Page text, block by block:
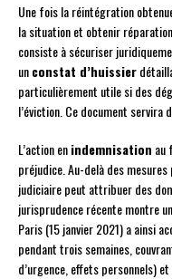
Une fois la réintégration
la situation et obtenir
consiste à sécuriser
unconstat d’huissier
particulièrement utile si des
l’éviction. Ce document servira
L’action enindemnisation au
préjudice. Au-delà des
judiciaire peut attribuer des
jurisprudence récente montre
Paris (15 janvier 2021) a ainsi
pendant trois semaines,
d’urgence, effets personnels)